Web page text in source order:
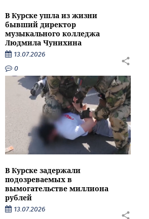
В Курске ушла из жизни
бывший директор
музыкального колледжа
Людмила Чунихина
13.07.2026
0
В Курске задержали
подозреваемых в
вымогательстве миллиона
рублей
13.07.2026